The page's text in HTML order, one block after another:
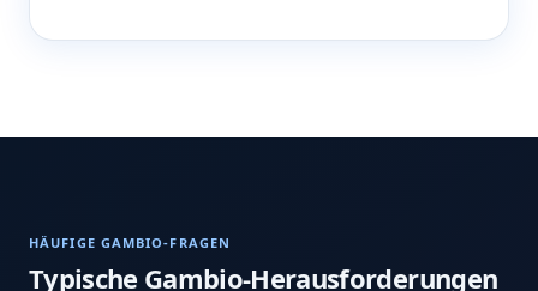
HÄUFIGE GAMBIO-FRAGEN
Typische Gambio-Herausforderungen